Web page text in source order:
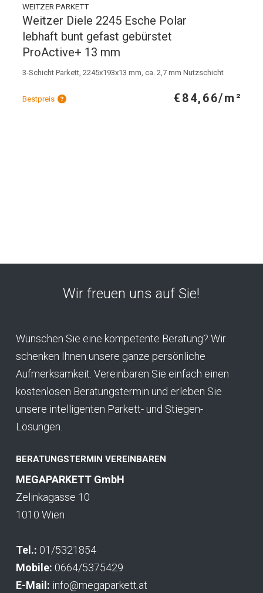
WEITZER PARKETT
Weitzer Diele 2245 Esche Polar
lebhaft bunt gefast gebürstet
ProActive+ 13 mm
3-Schicht Parkett, 2245x193x13 mm, ca. 2,7 mm Nutzschicht
Bestpreis €84,66/m²
Wir freuen uns auf Sie!
Wünschen Sie eine kompetente Beratung? Wir
schenken Ihnen unsere ganze persönliche
Aufmerksamkeit. Vereinbaren Sie einfach einen
kostenlosen Beratungstermin und erleben Sie
unsere intelligenten Parkett- und Stiegen-
Lösungen.
BERATUNGSTERMIN VEREINBAREN
MEGAPARKETT GmbH
Zelinkagasse 10
1010 Wien
Tel.: 01/5321854
Mobile: 0664/5375429
E-Mail: info@megaparkett.at